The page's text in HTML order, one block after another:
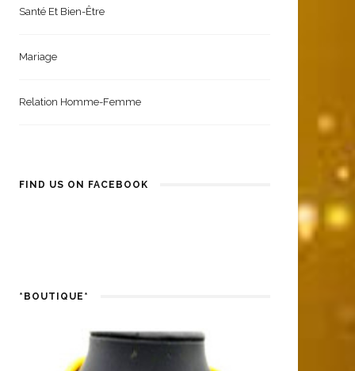
Santé Et Bien-Être
Mariage
Relation Homme-Femme
FIND US ON FACEBOOK
*BOUTIQUE*